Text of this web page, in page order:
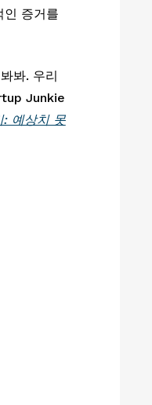
인 증거를
봐. 우리
Junkie
: 예상치 못